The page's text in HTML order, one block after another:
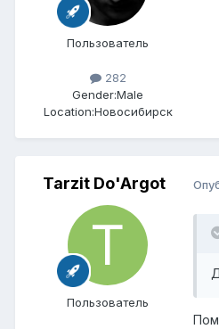
Пользователь
282
Gender:Male
Location:Новосибирск
Tarzit Do'Argot
Пользователь